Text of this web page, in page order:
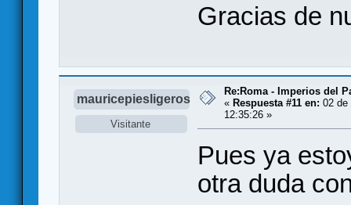
Gracias de
mauricepiesligeros
Visitante
Re:Roma - Imperios del
« Respuesta #11 en: 02 de
12:35:26 »
Pues ya
otra duda